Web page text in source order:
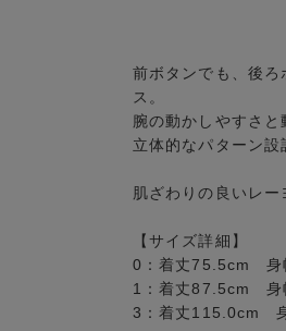
前ボタンでも、後
ス。
腕の動かしやすさ
立体的なパターン設
肌ざわりの良いレー
【サイズ詳細】
0：着丈75.5cm
1：着丈87.5cm
3：着丈115.0cm